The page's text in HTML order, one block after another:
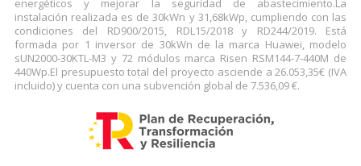
instalación realizada es de 30kWn y 31,68kWp, cumpliendo con las
condiciones del RD900/2015, RDL15/2018 y RD244/2019. Está
formada por 1 inversor de 30kWn de la marca Huawei, modelo
sUN2000-30KTL-M3 y 72 módulos marca Risen RSM144-7-440M de
440Wp.El presupuesto total del proyecto asciende a 26.053,35€ (IVA
incluido) y cuenta con una subvención global de 7.536,09 €.